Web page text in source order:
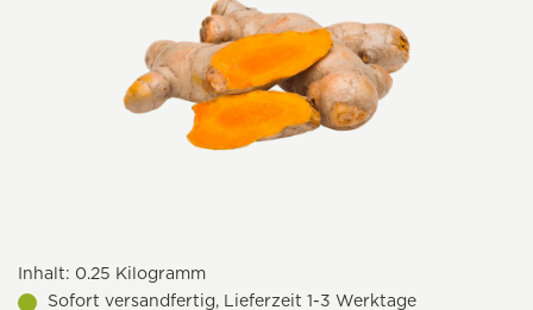
Inhalt: 0.25 Kilogramm
Sofort versandfertig, Lieferzeit 1-3 Werktage